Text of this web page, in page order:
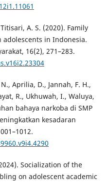
A. S. (2020). Family
in Indonesia.
16(2), 271–283.
Aprilia, D., Jannah, F. H.,
R., Ukhuwah, I., Waluya,
bahaya narkoba di SMP
kesadaran
Socialization of the
on adolescent academic